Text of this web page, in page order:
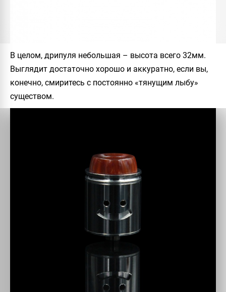
В целом, дрипуля небольшая – высота всего 32мм.
Выглядит достаточно хорошо и аккуратно, если вы,
конечно, смиритесь с постоянно «тянущим лыбу»
существом.